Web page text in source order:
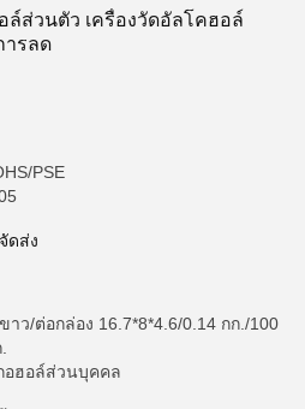
ล์ส่วนตัว เครื่องวัดอัลโคฮอล์
ารลด
PSE
ดส่ง
าว/ต่อกล่อง 16.7*8*4.6/0.14 กก./100
อฮอล์ส่วนบุคคล